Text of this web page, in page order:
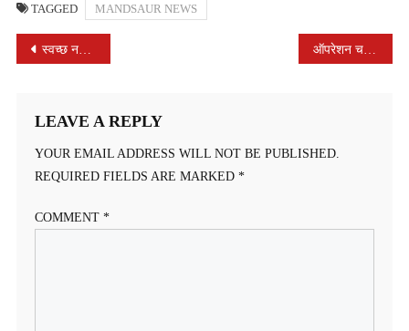
TAGGED MANDSAUR NEWS
POST
स्वच्छ नदी से ही स्वस्थ जीवन संभव – विधायक श्री विपिन जैन
LEAVE A REPLY
YOUR EMAIL ADDRESS WILL NOT BE PUBLISHED.
REQUIRED FIELDS ARE MARKED *
COMMENT *